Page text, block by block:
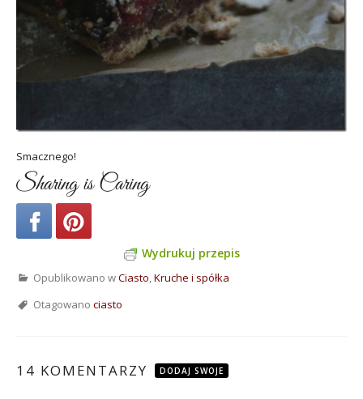
Smacznego!
Sharing is Caring
Wydrukuj przepis
Opublikowano wCiasto,Kruche i spółka
Otagowano ciasto
14 KOMENTARZY DODAJ SWOJE